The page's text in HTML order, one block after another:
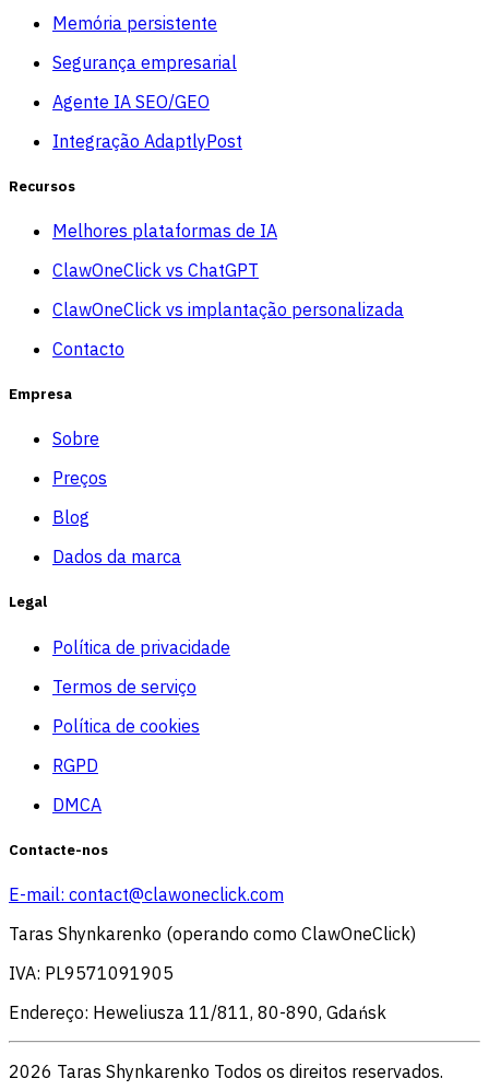
Memória persistente
Segurança empresarial
Agente IA SEO/GEO
Integração AdaptlyPost
Recursos
Melhores plataformas de IA
ClawOneClick vs ChatGPT
ClawOneClick vs implantação personalizada
Contacto
Empresa
Sobre
Preços
Blog
Dados da marca
Legal
Política de privacidade
Termos de serviço
Política de cookies
RGPD
DMCA
Contacte-nos
E-mail: contact@clawoneclick.com
Taras Shynkarenko (operando como ClawOneClick)
IVA: PL9571091905
Endereço: Heweliusza 11/811, 80-890, Gdańsk
2026 Taras Shynkarenko Todos os direitos reservados.